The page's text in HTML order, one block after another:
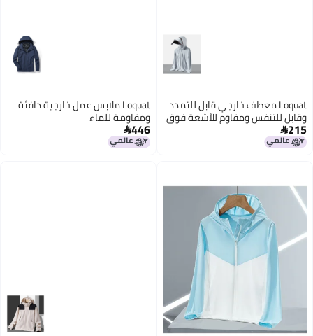
3
Loquat معطف خارجي قابل للتمدد
وقابل للتنفس ومقاوم للأشعة فوق
البنفسجية
215
3
Loquat ملابس عمل خارجية دافئة
ومقاومة للماء
446